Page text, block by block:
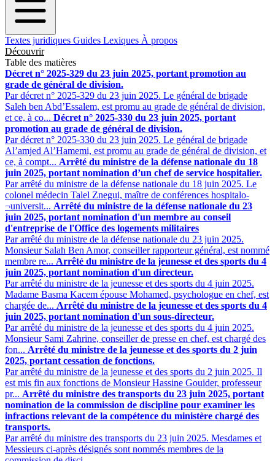
Textes juridiques Guides Lexiques À propos
Découvrir
Table des matières
Décret n° 2025-329 du 23 juin 2025, portant promotion au
grade de général de division.
Par décret n° 2025-329 du 23 juin 2025. Le général de brigade
Saleh ben Abd’Essalem, est promu au grade de général de division,
et ce, à co... Décret n° 2025-330 du 23 juin 2025, portant
promotion au grade de général de division.
Par décret n° 2025-330 du 23 juin 2025. Le général de brigade
Al’amjed Al’Hamemi, est promu au grade de général de division, et
ce, à compt... Arrêté du ministre de la défense nationale du 18
juin 2025, portant nomination d’un chef de service hospitalier.
Par arrêté du ministre de la défense nationale du 18 juin 2025. Le
colonel médecin Talel Znegui, maître de conférences hospitalo-
¬universit... Arrêté du ministre de la défense nationale du 23
juin 2025, portant nomination d'un membre au conseil
d'entreprise de l'Office des logements militaires
Par arrêté du ministre de la défense nationale du 23 juin 2025.
Monsieur Salah Ben Amor, conseiller rapporteur général, est nommé
membre re... Arrêté du ministre de la jeunesse et des sports du 4
juin 2025, portant nomination d'un directeur.
Par arrêté du ministre de la jeunesse et des sports du 4 juin 2025.
Madame Basma Kacem épouse Mohamed, psychologue en chef, est
chargée de... Arrêté du ministre de la jeunesse et des sports du 4
juin 2025, portant nomination d'un sous-directeur.
Par arrêté du ministre de la jeunesse et des sports du 4 juin 2025.
Monsieur Sami Zahrine, conseiller de presse en chef, est chargé des
fon... Arrêté du ministre de la jeunesse et des sports du 2 juin
2025, portant cessation de fonctions.
Par arrêté du ministre de la jeunesse et des sports du 2 juin 2025. Il
est mis fin aux fonctions de Monsieur Hassine Gouider, professeur
pr... Arrêté du ministre des transports du 23 juin 2025, portant
nomination de la commission de discipline pour examiner les
infractions relevant de la compétence du ministère chargé des
transports.
Par arrêté du ministre des transports du 23 juin 2025. Mesdames et
Messieurs ci-après désignés sont nommés membres de la